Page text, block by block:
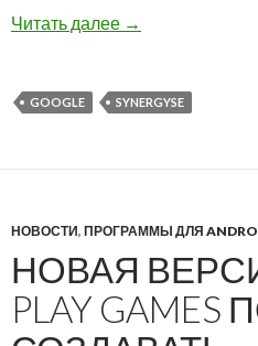
Читать далее Google сделает
→
GOOGLE SYNERGYSE
НОВОСТИ, ПРОГРАММЫ ДЛЯ
НОВАЯ
PLAY